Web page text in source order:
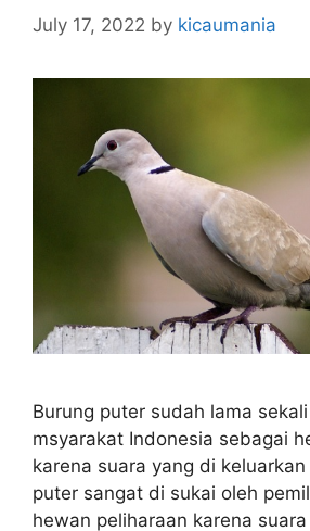
July 17, 2022 by kicaumania
Burung puter sudah lama
msyarakat Indonesia sebagai
karena suara yang di
puter sangat di sukai oleh
hewan peliharaan karena